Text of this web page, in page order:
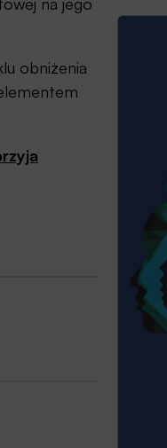
obniżenia